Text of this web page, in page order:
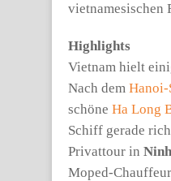
vietnamesischen
Highlights
Vietnam hielt
Nach dem Hanoi-
schöne Ha Long
Schiff gerade
Privattour in
Moped-